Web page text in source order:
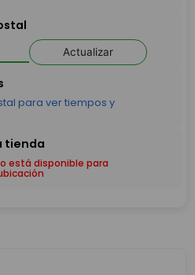
Actualizar
está disponible para